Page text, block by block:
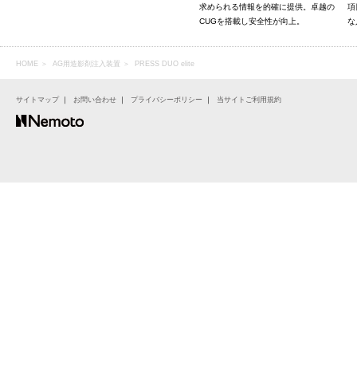
求められる情報を的確に提供。卓越の
CUGを搭載し安全性が向上。
項
な
HOME ＞ AG用造影剤注入装置 ＞ PRESS DUO elite
サイトマップ｜ お問い合わせ ｜ プライバシーポリシー ｜ 当サイトご利用規約